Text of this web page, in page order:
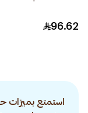
96.62
استمتع بميزات